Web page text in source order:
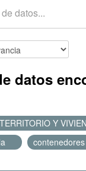
datos
Y
contenedores